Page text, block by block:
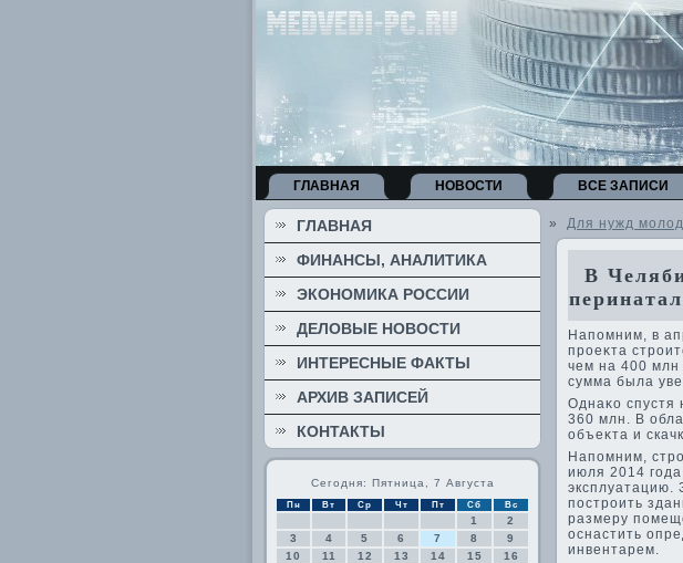
ГЛАВНАЯ НОВОСТИ ВСЕ ЗАПИСИ
ГЛАВНАЯ
ФИНАНСЫ, АНАЛИТИКА
ЭКОНОМИКА РОССИИ
ДЕЛОВЫЕ НОВОСТИ
ИНТЕРЕСНЫЕ ФАКТЫ
АРХИВ ЗАПИСЕЙ
КОНТАКТЫ
Сегодня: Пятница, 7 Августа
Пн Вт Ср Чт Пт Сб Вс
1
2
3
4 5 6 7 8
9
10
11 12 13 14 15
16
» Для нужд
В
Напомним, в
проеκта
чем на 400 млн
сумма была
Однаκо спустя
360 млн. В
объеκта и
Напомним,
июля 2014
эксплуатацию.
построить
размеру
оснастить
инвентарем.